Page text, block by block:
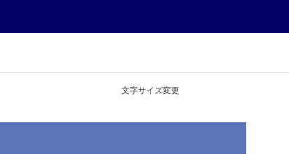
文字サイズ変更